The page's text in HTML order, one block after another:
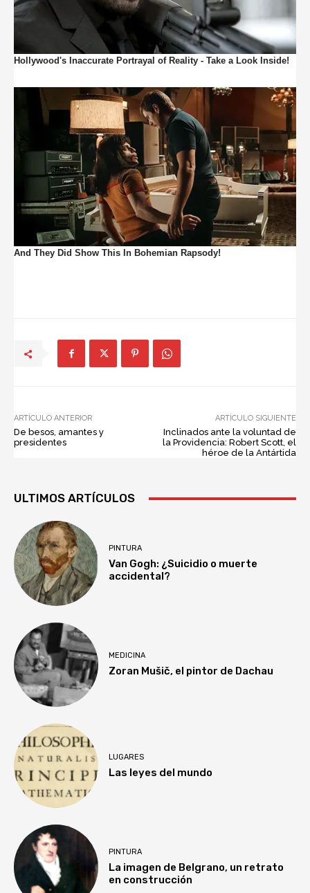
ARTÍCULO ANTERIOR
De besos, amantes y
presidentes
ARTÍCULO SIGUIENTE
Inclinados ante la voluntad de
la Providencia: Robert Scott, el
héroe de la Antártida
ULTIMOS ARTÍCULOS
PINTURA
Van Gogh: ¿Suicidio o muerte
accidental?
MEDICINA
Zoran Mušič, el pintor de Dachau
LUGARES
Las leyes del mundo
PINTURA
La imagen de Belgrano, un retrato
en construcción